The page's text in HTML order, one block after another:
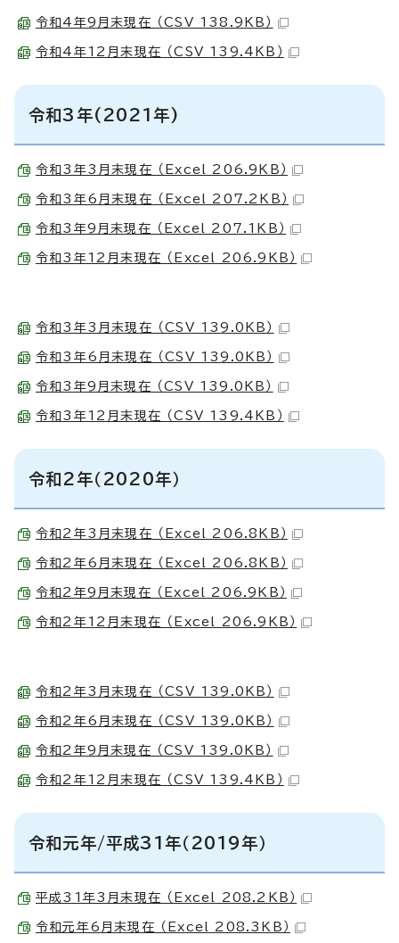
令和4年9月末現在 （CSV 138.9KB）
令和4年12月末現在 （CSV 139.4KB）
令和3年(2021年)
令和3年3月末現在 （Excel 206.9KB）
令和3年6月末現在 （Excel 207.2KB）
令和3年9月末現在 （Excel 207.1KB）
令和3年12月末現在 （Excel 206.9KB）
令和3年3月末現在 （CSV 139.0KB）
令和3年6月末現在 （CSV 139.0KB）
令和3年9月末現在 （CSV 139.0KB）
令和3年12月末現在 （CSV 139.4KB）
令和2年（2020年）
令和2年3月末現在 （Excel 206.8KB）
令和2年6月末現在 （Excel 206.8KB）
令和2年9月末現在 （Excel 206.9KB）
令和2年12月末現在 （Excel 206.9KB）
令和2年3月末現在 （CSV 139.0KB）
令和2年6月末現在 （CSV 139.0KB）
令和2年9月末現在 （CSV 139.0KB）
令和2年12月末現在 （CSV 139.4KB）
令和元年/平成31年（2019年）
平成31年3月末現在 （Excel 208.2KB）
令和元年6月末現在 （Excel 208.3KB）